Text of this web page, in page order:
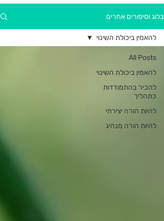
בלוג וסיפורים אחרים
All Posts
להאמין ביכולת השינוי
להכיר בהתמודדות
כתהליך
להיות הורה יצירתי
להיות הורה מנהיג
להאמין ביכולת השינוי